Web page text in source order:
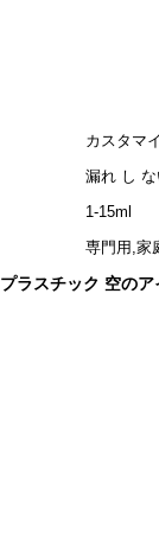
カスタマ
漏れ し
1-15ml
専門用,家
プラスチック 空の